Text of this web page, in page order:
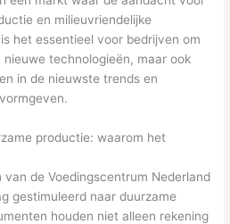
en milieuvriendelijke
het essentieel voor bedrijven om
technologieën, maar ook
in de nieuwste trends en
productie: waarom het
van deVoedingscentrum Nederland
gestimuleerd naar duurzame
houden niet alleen rekening